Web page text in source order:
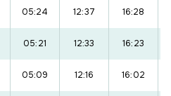
05:24 12:37 16:28
05:21 12:33 16:23
05:09 12:16 16:02